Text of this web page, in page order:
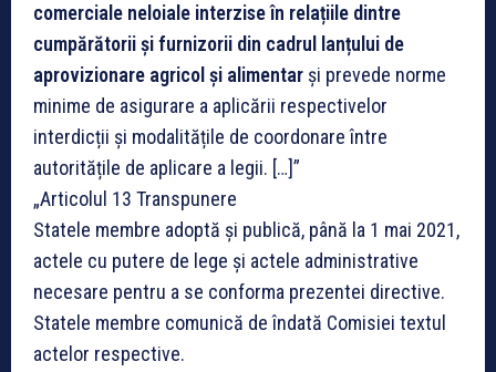
comerciale neloiale interzise în relațiile dintre
cumpărătorii și furnizorii din cadrul lanțului de
aprovizionare agricol și alimentar și prevede norme
minime de asigurare a aplicării respectivelor
interdicții și modalitățile de coordonare între
autoritățile de aplicare a legii. […]”
„Articolul 13 Transpunere
Statele membre adoptă și publică, până la 1 mai 2021,
actele cu putere de lege și actele administrative
necesare pentru a se conforma prezentei directive.
Statele membre comunică de îndată Comisiei textul
actelor respective.